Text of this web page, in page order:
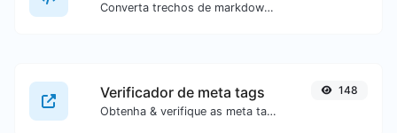
Converta trechos de markdown em código HTML puro.
Verificador de meta tags
Obtenha & verifique as meta tags de qualquer site.
148